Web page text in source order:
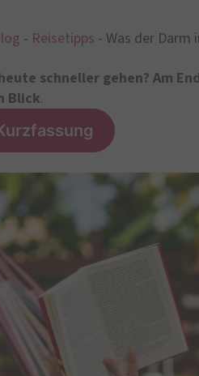
- Reisetipps - Was der Darm
schneller gehen? Am
Blick.